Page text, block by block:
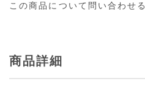
この商品について問い合わせる
商品詳細